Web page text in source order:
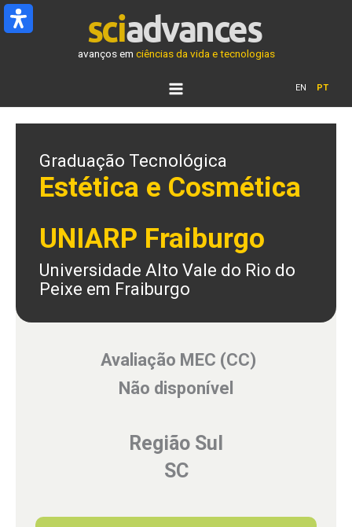
Ir
para
avanços em ciências da vida e tecnologias
EN PT
Graduação Tecnológica
Estética e Cosmética
UNIARP Fraiburgo
Universidade Alto Vale do Rio do
Peixe em Fraiburgo
Avaliação MEC (CC)
Não disponível
Região Sul
SC